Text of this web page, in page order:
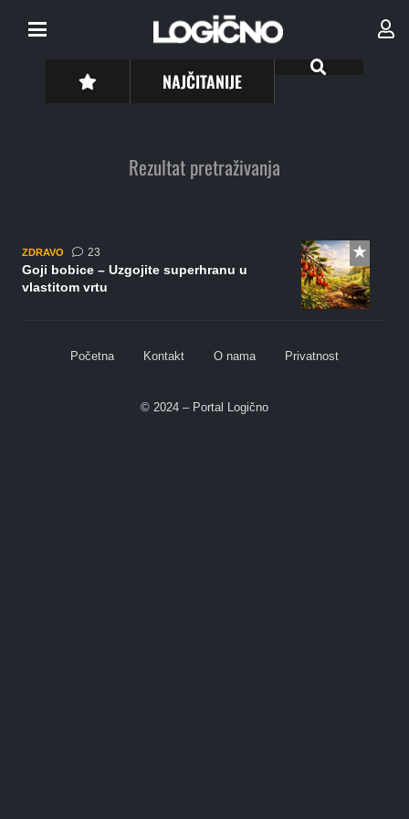
NAJČITANIJE
Rezultat pretraživanja
ZDRAVO 23komentara
Goji bobice – Uzgojite superhranu u
vlastitom vrtu
Početna Kontakt O nama Privatnost
© 2024 – Portal Logično